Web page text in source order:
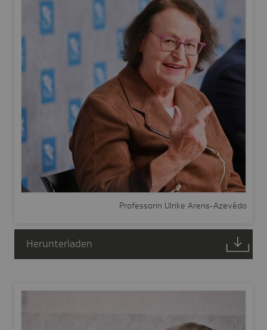
Professorin Ulrike Arens-Azevêdo
Herunterladen